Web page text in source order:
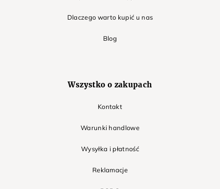
Dlaczego warto kupić u nas
Blog
Wszystko o zakupach
Kontakt
Warunki handlowe
Wysyłka i płatność
Reklamacje